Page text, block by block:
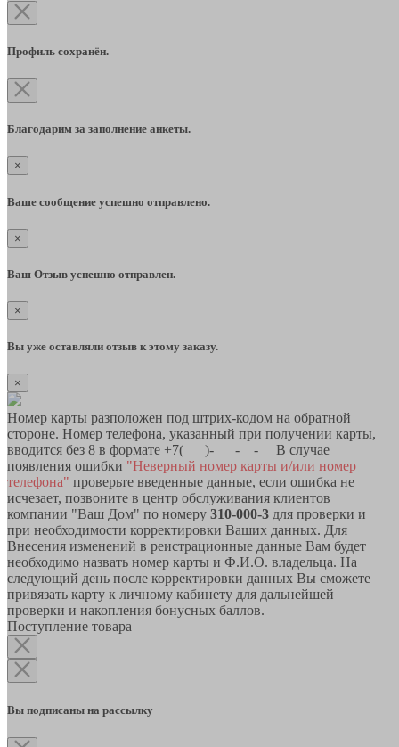
Профиль сохранён.
Благодарим за заполнение анкеты.
×
Ваше сообщение успешно отправлено.
×
Ваш Отзыв успешно отправлен.
×
Вы уже оставляли отзыв к этому заказу.
×
Номер карты разположен под штрих-кодом на обратной
стороне. Номер телефона, указанный при получении карты,
вводится без 8 в формате +7(___)-___-__-__ В случае
появления ошибки "Неверный номер карты и/или номер
телефона" проверьте введенные данные, если ошибка не
исчезает, позвоните в центр обслуживания клиентов
компании "Ваш Дом" по номеру 310-000-3 для проверки и
при необходимости корректировки Ваших данных. Для
Внесения изменений в реистрационные данные Вам будет
необходимо назвать номер карты и Ф.И.О. владельца. На
следующий день после корректировки данных Вы сможете
привязать карту к личному кабинету для дальнейшей
проверки и накопления бонусных баллов.
Поступление товара
Вы подписаны на рассылку